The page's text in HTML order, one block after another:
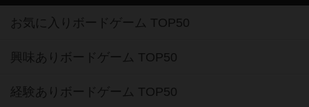
お気に入りボードゲーム TOP50
興味ありボードゲーム TOP50
経験ありボードゲーム TOP50